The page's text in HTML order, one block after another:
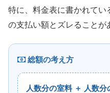
特に、料金表に書かれてい
の支払い額とズレることが
総額の考え方
人数分の室料 ＋ 人数